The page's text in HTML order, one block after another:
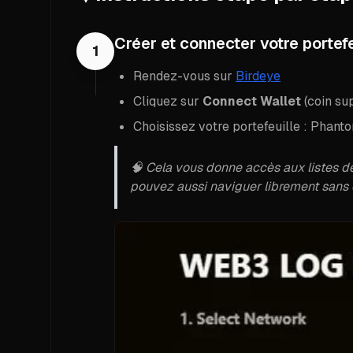
1 Créer et connecter votre
Rendez-vous sur Birdeye
Cliquez sur Connect Wallet(coin
Choisissez votre portefeuille :
🧠 Cela vous donne accès aux listes
pouvez aussi naviguer librement